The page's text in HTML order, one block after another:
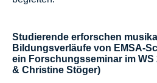
Studierende erforschen
Bildungsverläufe von EMSA-
ein Forschungsseminar im WS
& Christine Stöger)